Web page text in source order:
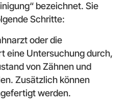
bezeichnet. Sie
Schritte:
oder die
eine Untersuchung durch,
von Zähnen und
Zusätzlich können
werden.